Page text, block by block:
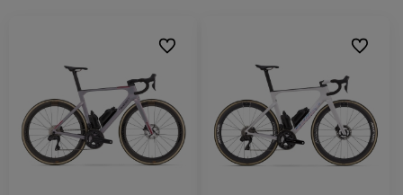
Do ulubionych Do